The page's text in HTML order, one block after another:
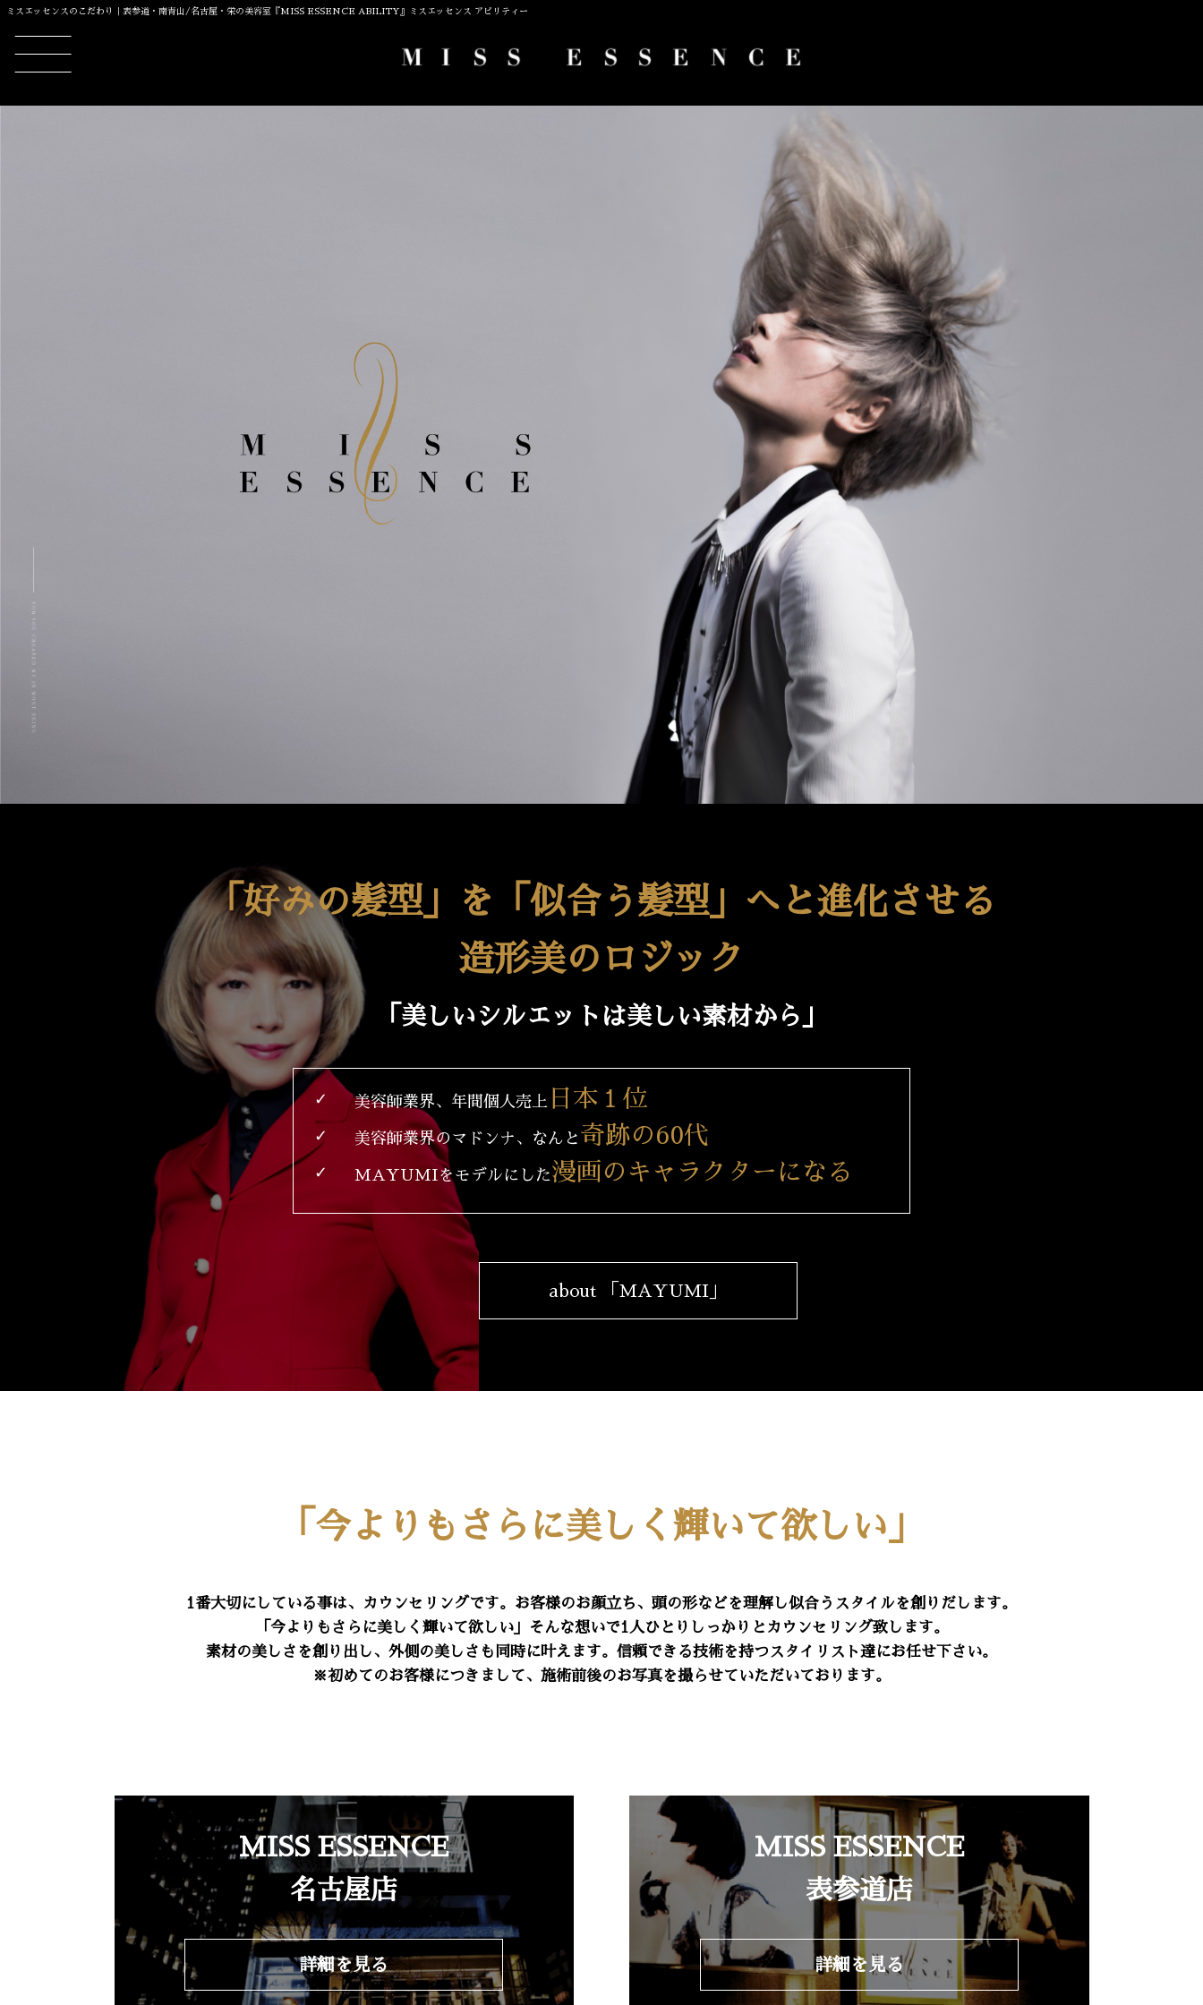
ミスエッセンスのこだわり｜表参道・南青山/名古屋・栄の美容室『MISS ESSENCE ABILITY』ミスエッセンス アビリティー
「好みの髪型」を「似合う髪型」へと進化させる
造形美のロジック
「美しいシルエットは美しい素材から」
✓ 美容師業界、年間個人売上 日本１位
✓ 美容師業界のマドンナ、なんと 奇跡の60代
✓ MAYUMIをモデルにした漫画のキャラクターになる
about 「MAYUMI」
「今よりもさらに美しく輝いて欲しい」
1番大切にしている事は、カウンセリングです。お客様のお顔立ち、頭の形などを理解し似合うスタイルを創りだします。
「今よりもさらに美しく輝いて欲しい」そんな想いで1人ひとりしっかりとカウンセリング致します。
素材の美しさを創り出し、外側の美しさも同時に叶えます。信頼できる技術を持つスタイリスト達にお任せ下さい。
※初めてのお客様につきまして、施術前後のお写真を撮らせていただいております。
MISS ESSENCE
名古屋店
詳細を見る
MISS ESSENCE
表参道店
詳細を見る